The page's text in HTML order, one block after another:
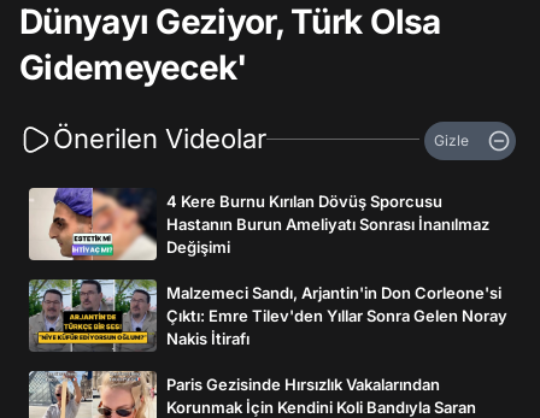
Dünyayı Geziyor, Türk Olsa
Gidemeyecek'
Önerilen Videolar Gizle
4 Kere Burnu Kırılan Dövüş Sporcusu
Hastanın Burun Ameliyatı Sonrası İnanılmaz
Değişimi
Malzemeci Sandı, Arjantin'in Don Corleone'si
Çıktı: Emre Tilev'den Yıllar Sonra Gelen Noray
Nakis İtirafı
Paris Gezisinde Hırsızlık Vakalarından
Korunmak İçin Kendini Koli Bandıyla Saran